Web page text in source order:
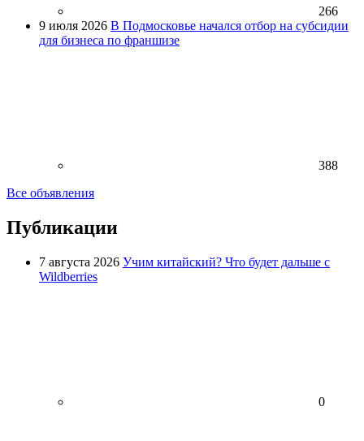
266
9 июля 2026 В Подмосковье начался отбор на субсидии
для бизнеса по франшизе
388
Все объявления
Публикации
7 августа 2026 Учим китайский? Что будет дальше с
Wildberries
0